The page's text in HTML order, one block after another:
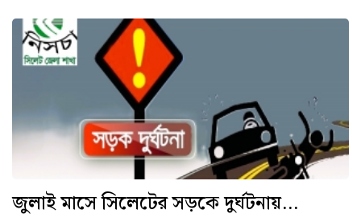
জুলাই মাসে সিলেটের সড়কে দুর্ঘটনায়...